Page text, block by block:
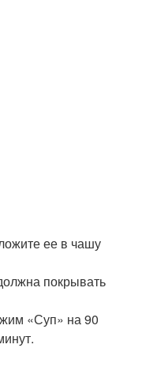
ее в чашу
покрывать
«Суп» на 90